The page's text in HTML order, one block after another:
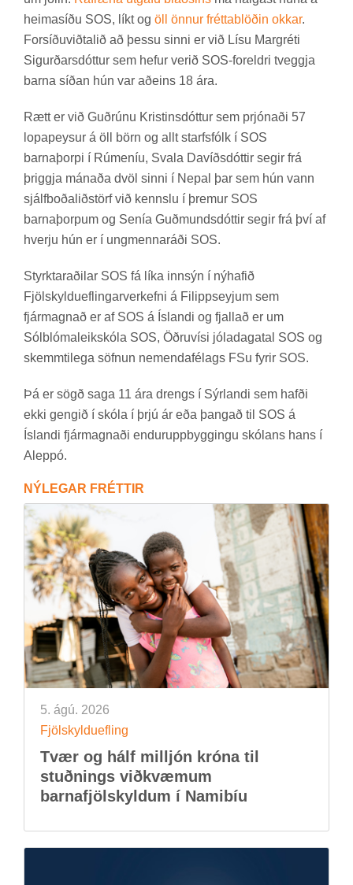
heima­síðu SOS, líkt og öll önn­ur frétta­blöð­in okk­ar.
For­síðu­við­tal­ið að þessu sinni er við Lísu Mar­gréti
Sig­urð­ars­dótt­ur sem hef­ur ver­ið SOS-for­eldri tveggja
barna síð­an hún var að­eins 18 ára.
Rætt er við Guð­rúnu Krist­ins­dótt­ur sem prjón­aði 57
lopa­peys­ur á öll börn og allt starfs­fólk í SOS
barna­þorpi í Rúm­en­íu, Svala Dav­íðs­dótt­ir seg­ir frá
þriggja mán­aða dvöl sinni í Nepal þar sem hún vann
sjálf­boða­lið­störf við kennslu í þrem­ur SOS
barna­þorp­um og Sen­ía Guð­munds­dótt­ir seg­ir frá því af
hverju hún er í ung­menna­ráði SOS.
Styrktarað­il­ar SOS fá líka inn­sýn í nýhaf­ið
Fjöl­skyldu­efl­ing­ar­verk­efni á Fil­ipps­eyj­um sem
fjár­magn­að er af SOS á Ís­landi og fjall­að er um
Sól­blóma­leik­skóla SOS, Öðru­vísi jóla­da­ga­tal SOS og
skemmti­lega söfn­un nem­enda­fé­lags FSu fyr­ir SOS.
Þá er sögð saga 11 ára drengs í Sýr­landi sem hafði
ekki geng­ið í skóla í þrjú ár eða þang­að til SOS á
Ís­landi fjár­magn­aði end­urupp­bygg­ingu skól­ans hans í
Al­eppó.
NÝ­LEG­AR FRÉTT­IR
5. ágú. 2026
Fjöl­skyldu­efl­ing
Tvær og hálf millj­ón króna til
stuðn­ings við­kvæm­um
barna­fjöl­skyld­um í Namib­íu